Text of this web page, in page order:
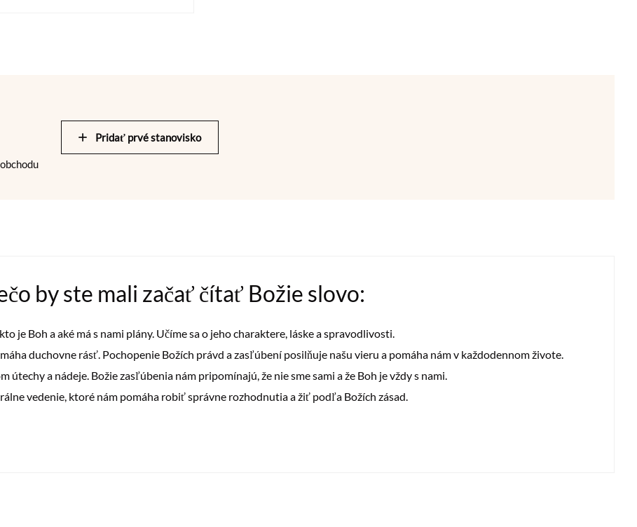
Pridať prvé stanovisko
by ste mali začať čítať Božie slovo:
je Boh a aké má s nami plány. Učíme sa o jeho charaktere, láske a spravodlivosti.
duchovne rásť. Pochopenie Božích právd a zasľúbení posilňuje našu vieru a pomáha nám v každodennom živote.
útechy a nádeje. Božie zasľúbenia nám pripomínajú, že nie sme sami a že Boh je vždy s nami.
vedenie, ktoré nám pomáha robiť správne rozhodnutia a žiť podľa Božích zásad.